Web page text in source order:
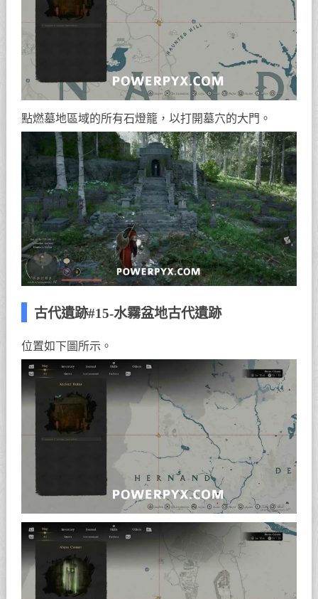
點燃墓地區域的所有石燈籠，以打開墓穴的大門。
古代遺跡#15-水霧盆地古代遺跡
位置如下圖所示。